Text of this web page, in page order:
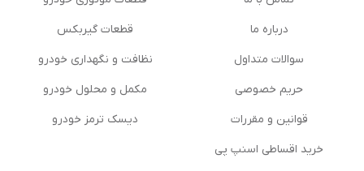
درباره ما
سوالات متداول
حریم خصوصی
قوانین و مقررات
خرید اقساطی اسنپ پی
قطعات گیربکس
نظافت و نگهداری خودرو
مكمل و محلول خودرو
دیسک ترمز خودرو